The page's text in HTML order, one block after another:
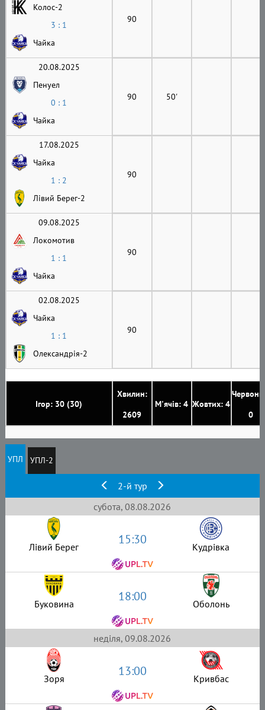
Ігор: 30 (30)
Хвилин:
2609
М'ячів: 4 Жовтих: 4
0
Колос-2
3 : 1
Чайка
90
20.08.2025
Пенуел
0 : 1
Чайка
90 50'
17.08.2025
Чайка
1 : 2
Лівий Берег-2
90
09.08.2025
Локомотив
1 : 1
Чайка
90
02.08.2025
Чайка
1 : 1
Олександрія-2
90
УПЛ УПЛ-2
2-й тур
субота, 08.08.2026
Лівий Берег 15:30 Кудрівка
Буковина 18:00 Оболонь
неділя, 09.08.2026
Зоря 13:00 Кривбас